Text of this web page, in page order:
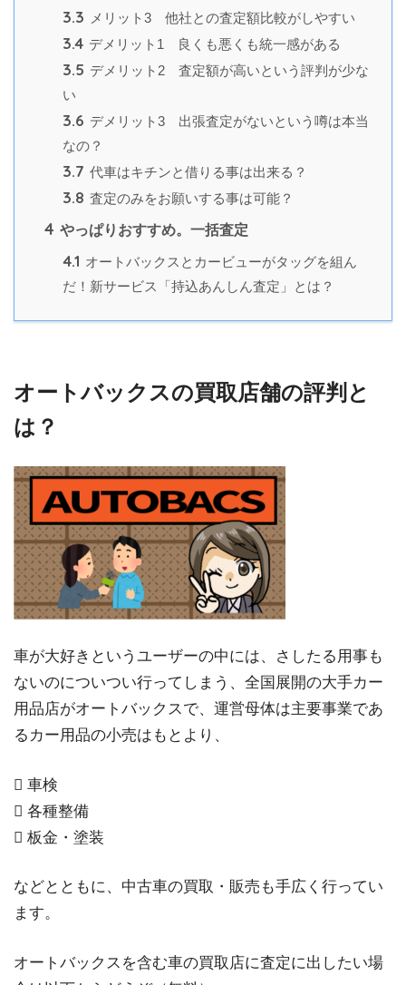
3.3 メリット3 他社との査定額比較がしやすい
3.4 デメリット1 良くも悪くも統一感がある
3.5 デメリット2 査定額が高いという評判が少な
い
3.6 デメリット3 出張査定がないという噂は本当
なの？
3.7 代車はキチンと借りる事は出来る？
3.8 査定のみをお願いする事は可能？
4 やっぱりおすすめ。一括査定
4.1 オートバックスとカービューがタッグを組ん
だ！新サービス「持込あんしん査定」とは？
オートバックスの買取店舗の評判と
は？
車が大好きというユーザーの中には、さしたる用事も
ないのについつい行ってしまう、全国展開の大手カー
用品店がオートバックスで、運営母体は主要事業であ
るカー用品の小売はもとより、
 車検
 各種整備
 板金・塗装
などとともに、中古車の買取・販売も手広く行ってい
ます。
オートバックスを含む車の買取店に査定に出したい場